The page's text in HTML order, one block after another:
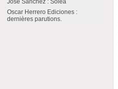
José Sánchez : Soleá
Oscar Herrero Ediciones :
dernières parutions.